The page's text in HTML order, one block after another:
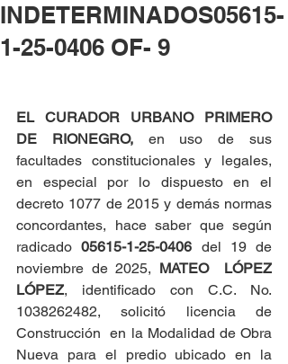
INDETERMINADOS05615-
1-25-0406 OF- 9
EL CURADOR URBANO PRIMERO
DE RIONEGRO, en uso de sus
facultades constitucionales y legales,
en especial por lo dispuesto en el
decreto 1077 de 2015 y demás normas
concordantes, hace saber que según
radicado 05615-1-25-0406 del 19 de
noviembre de 2025, MATEO  LÓPEZ
LÓPEZ, identificado con C.C. No.
1038262482, solicitó licencia de
Construcción  en la Modalidad de Obra
Nueva para el predio ubicado en la